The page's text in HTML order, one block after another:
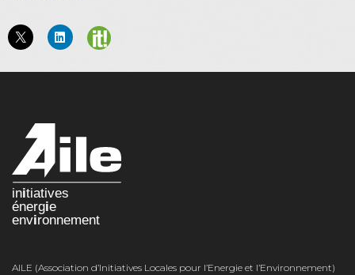
AILE (Association d’Initiatives Locales pour l’Energie et l’Environnement)